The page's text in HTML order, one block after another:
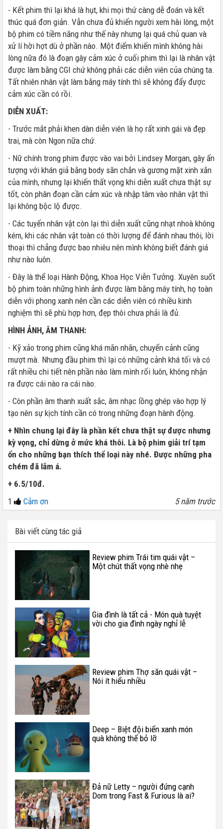
- Kết phim thì lại khá là hụt, khi mọi thứ càng dễ đoán và kết
thúc quá đơn giản. Vẫn chưa đủ khiến người xem hài lòng, một
bộ phim có tiềm năng như thế này nhưng lại quá chủ quan và
xử lí hời hợt dù ở phần nào. Một điểm khiến mình không hài
lòng nữa đó là đoạn gây cảm xúc ở cuối phim thì lại là nhân vật
được làm bằng CGI chứ không phải các diễn viên của chúng ta.
Tất nhiên nhân vật làm bằng máy tính thì sẽ không đẩy được
cảm xúc cần có rồi.
DIỄN XUẤT:
- Trước mắt phải khen dàn diễn viên là họ rất xinh gái và đẹp
trai, mà còn Ngon nữa chứ.
- Nữ chính trong phim được vào vai bởi Lindsey Morgan, gây ấn
tượng với khán giả bằng body săn chắn và gương mặt xinh xắn
của mình, nhưng lại khiến thất vọng khi diễn xuất chưa thật sự
tốt, còn phân đoạn cần cảm xúc và nhập tâm vào nhân vật thì
lại không bộc lộ được.
- Các tuyến nhân vật còn lại thì diễn xuất cũng nhạt nhoà không
kém, khi các nhân vật toàn có thời lượng để đánh nhau thôi, lời
thoại thì chẳng được bao nhiêu nên mình không biết đánh giá
như nào luôn.
- Đây là thể loại Hành Động, Khoa Học Viễn Tưởng. Xuyên suốt
bộ phim toàn những hình ảnh được làm bằng máy tính, họ toàn
diễn với phong xanh nên cần các diễn viên có nhiều kinh
nghiệm thì sẽ phù hợp hơn, đẹp thôi chưa phải là đủ.
HÌNH ẢNH, ÂM THANH:
- Kỹ xảo trong phim cũng khá mãn nhãn, chuyển cảnh cũng
mượt mà. Nhưng đầu phim thì lại có những cảnh khá tối và có
rất nhiều chi tiết nên phần nào làm mình rối luôn, không nhận
ra được cái nào ra cái nào.
- Còn phần âm thanh xuất sắc, âm nhạc lồng ghép vào hợp lý
tạo nên sự kịch tính cần có trong những đoạn hành động.
+ Nhìn chung lại đây là phần kết chưa thật sự được nhưng
kỳ vọng, chỉ dừng ở mức khá thôi. Là bộ phim giải trí tạm
ổn cho những bạn thích thể loại này nhé. Được những pha
chém đã lắm á.
+ 6.5/10đ.
1
Cảm ơn 5 năm trước
Bài viết cùng tác giả
Review phim Trái tim quái vật –
Một chút thất vọng nhè nhẹ
Gia đình là tất cả - Món quà tuyệt
vời cho gia đình ngày nghỉ lễ
Review phim Thợ săn quái vật –
Nói ít hiểu nhiều
Deep – Biệt đội biển xanh món
quà không thể bỏ lỡ
Đả nữ Letty – người đứng cạnh
Dom trong Fast & Furious là ai?